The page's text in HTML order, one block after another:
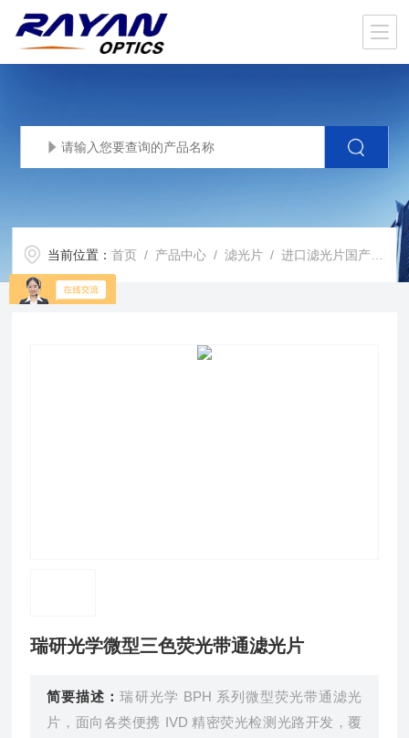
当前位置：首页 / 产品中心 /滤光片 /进口滤光片国产化 /
瑞研光学微型三色荧光带通滤光片
简要描述：瑞研光学 BPH 系列微型荧光带通滤光
片，面向各类便携 IVD 精密荧光检测光路开发，覆